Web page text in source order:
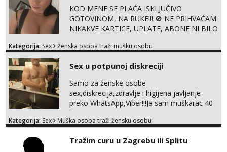
KOD MENE SE PLAĆA ISKLJUČIVO
GOTOVINOM, NA RUKE!!! 🚫 NE PRIHVAĆAM
NIKAKVE KARTICE, UPLATE, ABONE NI BILO
SAMO GOTOVINA!!! Moje fotografije su
za dopisivanja Za dogovor mi piši direktno na
WhatsApp – ako znaš što želiš, bit će ti
nagrađeno.
Kategorija: Sex Ženska osoba traži mušku osobu
Sex u potpunoj diskreciji
Samo za ženske osobe
sex,diskrecija,zdravlje i higijena javljanje
preko WhatsApp,Viber!!!Ja sam muškarac 40
sve stvar dogovora otvoren za sve
Kategorija: Sex Muška osoba traži žensku osobu
Tražim curu u Zagrebu ili Splitu